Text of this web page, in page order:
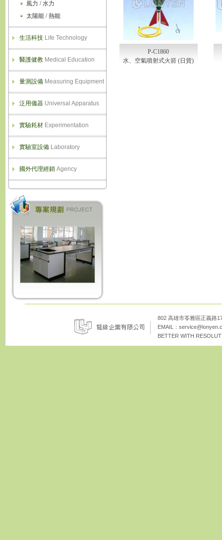
風力 / 水力
太陽能 / 熱能
生活科技 Life Technology
醫護健教 Medical Education
量測設備 Measuring Equipment
泛用儀器 Universal Apparatus
實驗耗材 Experimentation
實驗室設備 Laboratory
國外代理經銷 Agency
P-C1860
水、空氣噴射式火箭 (日貨)
802 高雄市苓雅區正義
EMAIL：
BETTER WITH